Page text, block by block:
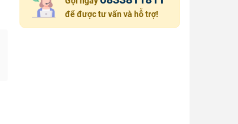
để được tư vấn và hỗ trợ!